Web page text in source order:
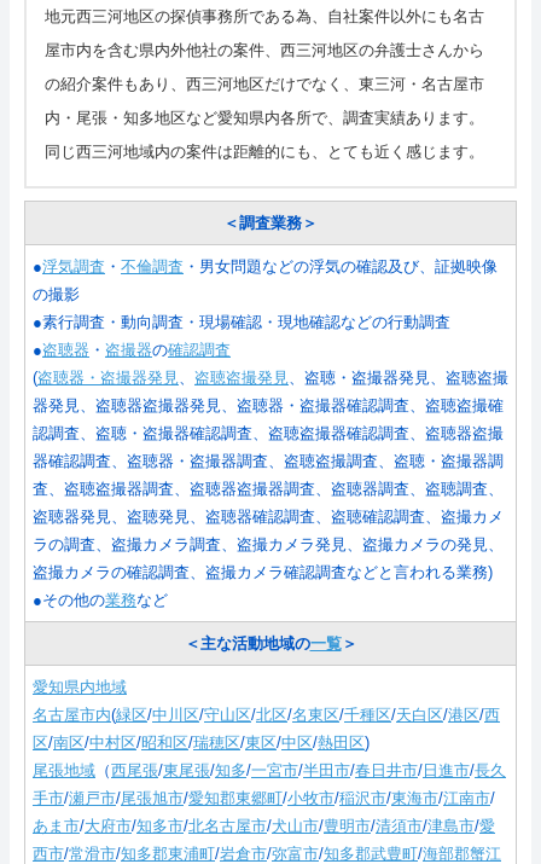
地元西三河地区の探偵事務所である為、自社案件以外にも名古
屋市内を含む県内外他社の案件、西三河地区の弁護士さんから
の紹介案件もあり、西三河地区だけでなく、東三河・名古屋市
内・尾張・知多地区など愛知県内各所で、調査実績あります。
同じ西三河地域内の案件は距離的にも、とても近く感じます。
＜調査業務＞
●浮気調査 ・ 不倫調査 ・男女問題などの浮気の確認及び、証拠映像
の撮影
●素行調査・動向調査・現場確認・現地確認などの行動調査
●盗聴器 ・ 盗撮器の確認調査
(盗聴器・盗撮器発見 盗聴盗撮発見
、盗聴・盗撮器発見、盗聴盗撮
器発見、盗聴器盗撮器発見、盗聴器・盗撮器確認調査、盗聴盗撮確
認調査、盗聴・盗撮器確認調査、盗聴盗撮器確認調査、盗聴器盗撮
器確認調査、盗聴器・盗撮器調査、盗聴盗撮調査、盗聴・盗撮器調
査、盗聴盗撮器調査、盗聴器盗撮器調査、盗聴器調査、盗聴調査、
盗聴器発見、盗聴発見、盗聴器確認調査、盗聴確認調査、盗撮カメ
ラの調査、盗撮カメラ調査、盗撮カメラ発見、盗撮カメラの発見、
盗撮カメラの確認調査、盗撮カメラ確認調査などと言われる業務)
●その他の業務など
＜主な活動地域の一覧＞
愛知県内地域
名古屋市内(緑区/中川区/守山区/北区/名東区/千種区/天白区/港区/西
区/南区/中村区/昭和区/瑞穂区/東区/中区/熱田区)
尾張地域 （西尾張/東尾張/知多/一宮市/半田市/春日井市/ 日進市/長久
手市/瀬戸市/尾張旭市/愛知郡東郷町/小牧市/稲沢市/東海市/江南市/
あま市/大府市/知多市/北名古屋市/犬山市/豊明市/清須市/津島市/愛
西市/常滑市/知多郡東浦町/岩倉市/弥富市/知多郡武豊町/海部郡蟹江